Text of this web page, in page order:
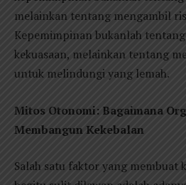
melainkan tentang mengambil
Kepemimpinan bukanlah
kekuasaan, melainkan tentang
untuk melindungi yang lemah.
Mitos Otonomi: Bagaimana
Membangun Kekebalan
Salah satu faktor yang membuat